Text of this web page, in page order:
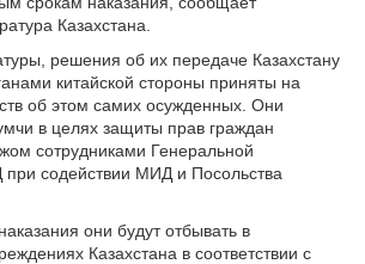
Казахстана.
решения об их передаче Казахстану
китайской стороны приняты на
об этом самих осужденных. Они
в целях защиты прав граждан
сотрудниками Генеральной
содействии МИД и Посольства
они будут отбывать в
Казахстана в соответствии с